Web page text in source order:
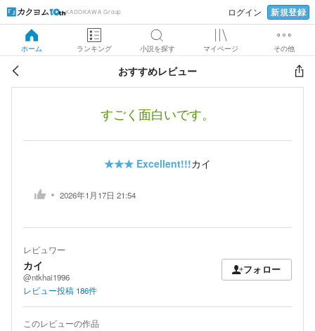
KADOKAWA Group ログイン 新規登録
ホーム ランキング 小説を探す マイページ その他
おすすめレビュー
すごく面白いです。
★★★ Excellent!!!カイ
2026年1月17日 21:54
レビュワー
カイ
@ntkhai1996
フォロー
レビュー投稿 186件
このレビューの作品